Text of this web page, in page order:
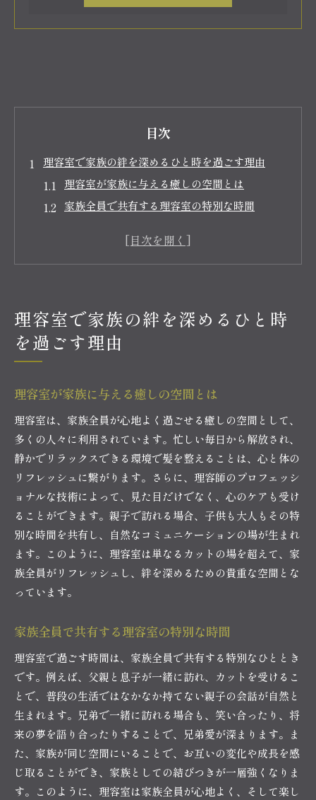
目次
理容室で家族の絆を深めるひと時を過ごす理由
理容室が家族に与える癒しの空間とは
家族全員で共有する理容室の特別な時間
家族のストレスを解消する理容室の役割
家族で訪れる理容室での特別な体験の魅力
理容室で感じる家族の一体感
家族の笑顔を引き出す理容室の魅力
理容師と家族が築く信頼関係の重要性
理容室での家族思い出を作る方法
理容室での親子のコミュニケーションがもたらす効
果
親子の会話が自然に生まれる理容室の雰囲気
理容室での親子の絆を深める方法
親子で理容室を訪れることの教育的効果
理容室での親子コミュニケーションの重要性
親子の関係を強化する理容室の役割
理容室は単なるヘアカットの場ではない家族の空間
理容室が家族の時間を演出する場所になる理由
ヘアカット以上の価値を提供する理容室
家族のためのリラクゼーションスポットとして
の理容室
理容室が家族の団結を助ける理由
家族の共通体験を育む理容室の魅力
理容室での家族の記憶が長く残る理由
理容室で家族の絆を深めるひと時
を過ごす理由
理容室が家族に与える癒しの空間とは
理容室は、家族全員が心地よく過ごせる癒しの空間として、
多くの人々に利用されています。忙しい毎日から解放され、
静かでリラックスできる環境で髪を整えることは、心と体の
リフレッシュに繋がります。さらに、理容師のプロフェッシ
ョナルな技術によって、見た目だけでなく、心のケアも受け
ることができます。親子で訪れる場合、子供も大人もその特
別な時間を共有し、自然なコミュニケーションの場が生まれ
ます。このように、理容室は単なるカットの場を超えて、家
族全員がリフレッシュし、絆を深めるための貴重な空間とな
っています。
家族全員で共有する理容室の特別な時間
理容室で過ごす時間は、家族全員で共有する特別なひととき
です。例えば、父親と息子が一緒に訪れ、カットを受けるこ
とで、普段の生活ではなかなか持てない親子の会話が自然と
生まれます。兄弟で一緒に訪れる場合も、笑い合ったり、将
来の夢を語り合ったりすることで、兄弟愛が深まります。ま
た、家族が同じ空間にいることで、お互いの変化や成長を感
じ取ることができ、家族としての結びつきが一層強くなりま
す。このように、理容室は家族全員が心地よく、そして楽し